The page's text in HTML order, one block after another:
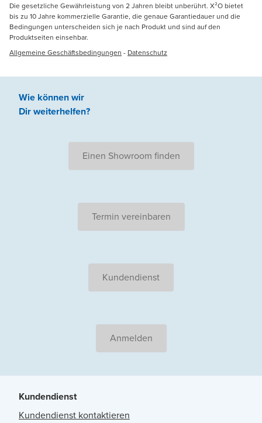
Die gesetzliche Gewährleistung von 2 Jahren bleibt unberührt. X²O bietet
bis zu 10 Jahre kommerzielle Garantie, die genaue Garantiedauer und die
Bedingungen unterscheiden sich je nach Produkt und sind auf den
Produktseiten einsehbar.
Allgemeine Geschäftsbedingungen - Datenschutz
Wie können wir
Dir weiterhelfen?
Einen Showroom finden
Termin vereinbaren
Kundendienst
Anmelden
Kundendienst
Kundendienst kontaktieren